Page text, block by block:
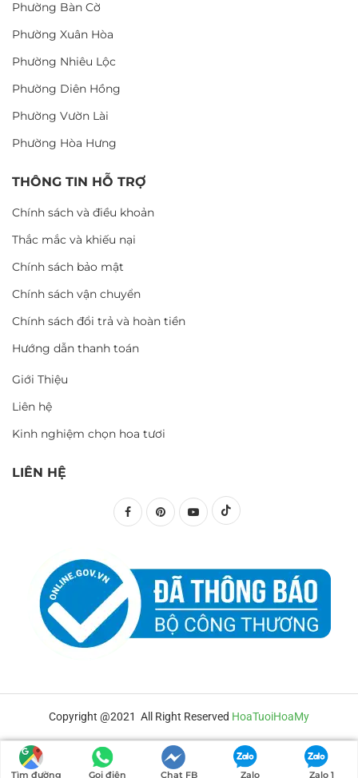
Phường Bàn Cờ
Phường Xuân Hòa
Phường Nhiêu Lộc
Phường Diên Hồng
Phường Vườn Lài
Phường Hòa Hưng
THÔNG TIN HỖ TRỢ
Chính sách và điều khoản
Thắc mắc và khiếu nại
Chính sách bảo mật
Chính sách vận chuyển
Chính sách đổi trả và hoàn tiền
Hướng dẫn thanh toán
Giới Thiệu
Liên hệ
Kinh nghiệm chọn hoa tươi
LIÊN HỆ
Copyright @2021 All Right Reserved HoaTuoiHoaMy
Tìm đường Gọi điện Chat FB Zalo Zalo 1